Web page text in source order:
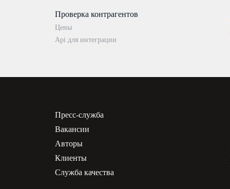
Проверка контрагентов
Цены
Api для интеграции
Пресс-служба
Вакансии
Авторы
Клиенты
Служба качества